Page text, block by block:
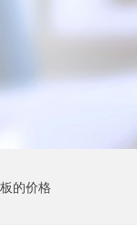
的价格